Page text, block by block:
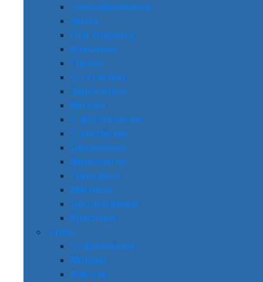
Ламинированные
Эмаль
Под покраску
Крашеные
Глухие
Со стеклом
Зеркальные
Витраж
С фотопечатью
С росписью
Деревянные
Филенчатые
Глянцевые
Матовые
Декоративные
Красивые
Стиль
Современные
Модерн
Хай-тек